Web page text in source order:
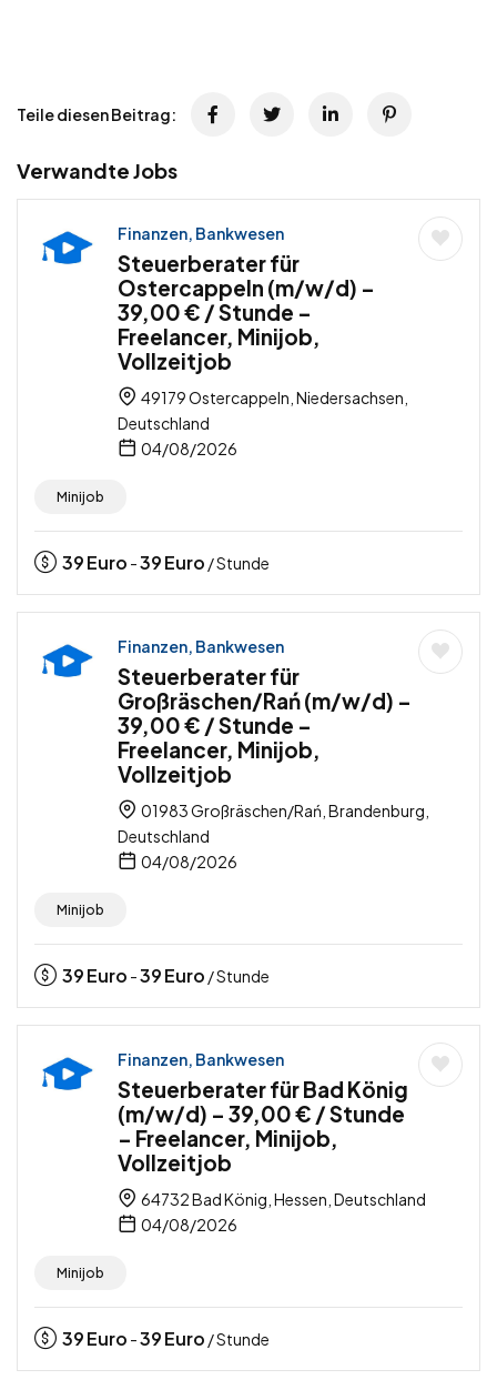
Teile diesen Beitrag:
Verwandte Jobs
Finanzen, Bankwesen
Steuerberater für
Ostercappeln (m/w/d) –
39,00 € / Stunde –
Freelancer, Minijob,
Vollzeitjob
49179 Ostercappeln, Niedersachsen,
Deutschland
04/08/2026
Minijob
39Euro -39Euro / Stunde
Finanzen, Bankwesen
Steuerberater für
Großräschen/Rań (m/w/d) –
39,00 € / Stunde –
Freelancer, Minijob,
Vollzeitjob
01983 Großräschen/Rań, Brandenburg,
Deutschland
04/08/2026
Minijob
39Euro -39Euro / Stunde
Finanzen, Bankwesen
Steuerberater für Bad König
(m/w/d) – 39,00 € / Stunde
– Freelancer, Minijob,
Vollzeitjob
64732 Bad König, Hessen, Deutschland
04/08/2026
Minijob
39Euro -39Euro / Stunde